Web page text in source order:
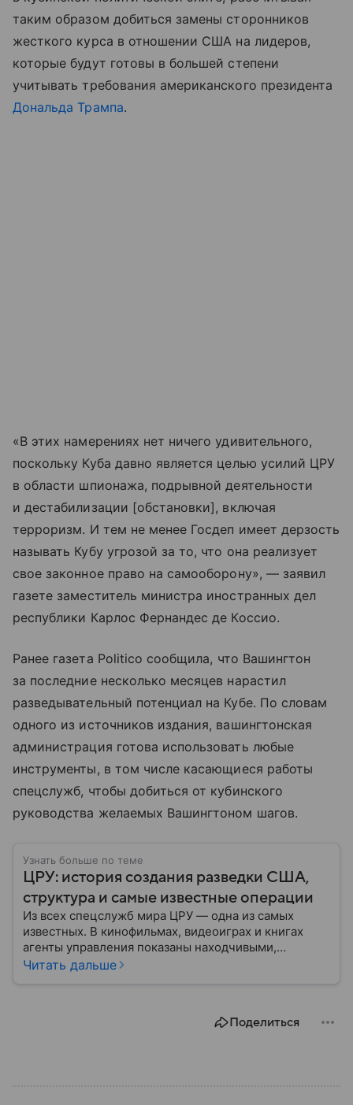
таким образом добиться замены сторонников
жесткого курса в отношении США на лидеров,
которые будут готовы в большей степени
учитывать требования американского президента
Дональда Трампа.
«В этих намерениях нет ничего удивительного,
поскольку Куба давно является целью усилий ЦРУ
в области шпионажа, подрывной деятельности
и дестабилизации [обстановки], включая
терроризм. И тем не менее Госдеп имеет дерзость
называть Кубу угрозой за то, что она реализует
свое законное право на самооборону», — заявил
газете заместитель министра иностранных дел
республики Карлос Фернандес де Коссио.
Ранее газета Politico сообщила, что Вашингтон
за последние несколько месяцев нарастил
разведывательный потенциал на Кубе. По словам
одного из источников издания, вашингтонская
администрация готова использовать любые
инструменты, в том числе касающиеся работы
спецслужб, чтобы добиться от кубинского
руководства желаемых Вашингтоном шагов.
Узнать больше по теме
ЦРУ: история создания разведки США,
структура и самые известные операции
Из всех спецслужб мира ЦРУ — одна из самых
известных. В кинофильмах, видеоиграх и книгах
агенты управления показаны находчивыми,
смелыми и принципиальными людьми, для которых
Читать дальше
Поделиться